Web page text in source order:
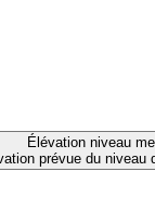
Élévation niveau
prévue du niveau